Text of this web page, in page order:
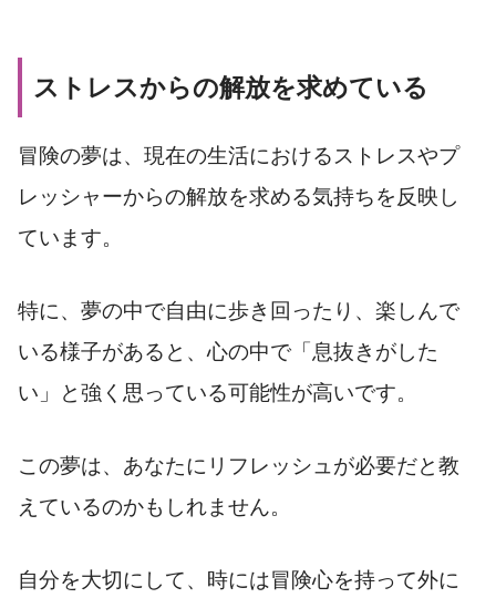
ストレスからの解放を求めている
冒険の夢は、現在の生活におけるストレスやプ
レッシャーからの解放を求める気持ちを反映し
ています。
特に、夢の中で自由に歩き回ったり、楽しんで
いる様子があると、心の中で「息抜きがした
い」と強く思っている可能性が高いです。
この夢は、あなたにリフレッシュが必要だと教
えているのかもしれません。
自分を大切にして、時には冒険心を持って外に